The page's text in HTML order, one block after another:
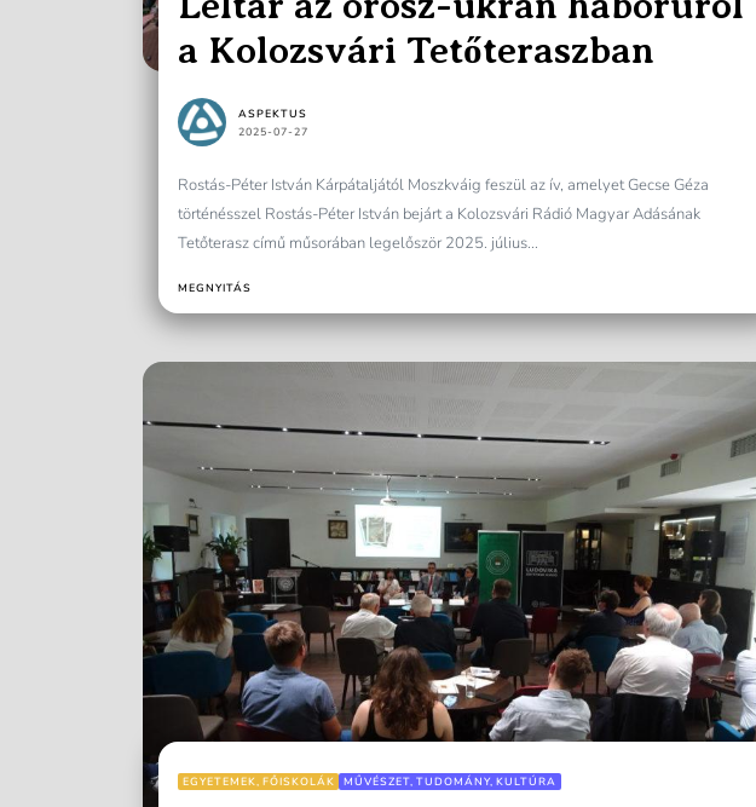
a Kolozsvári Tetőteraszban
ASPEKTUS
2025-07-27
Rostás-Péter István Kárpátaljától Moszkváig feszül az ív, amelyet Gecse Géza
történésszel Rostás-Péter István bejárt a Kolozsvári Rádió Magyar Adásának
Tetőterasz című műsorában legelőször 2025. július...
MEGNYITÁS
EGYETEMEK, FŐISKOLÁK MŰVÉSZET, TUDOMÁNY, KULTÚRA